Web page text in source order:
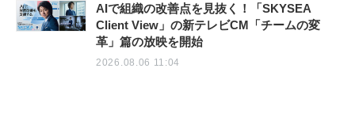
AIで組織の改善点を見抜く！「SKYSEA
Client View」の新テレビCM「チームの変
革」篇の放映を開始
2026.08.06 11:04